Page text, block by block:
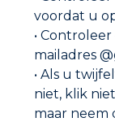
voordat u
•
mailadres
• Als u
niet, klik
maar neem